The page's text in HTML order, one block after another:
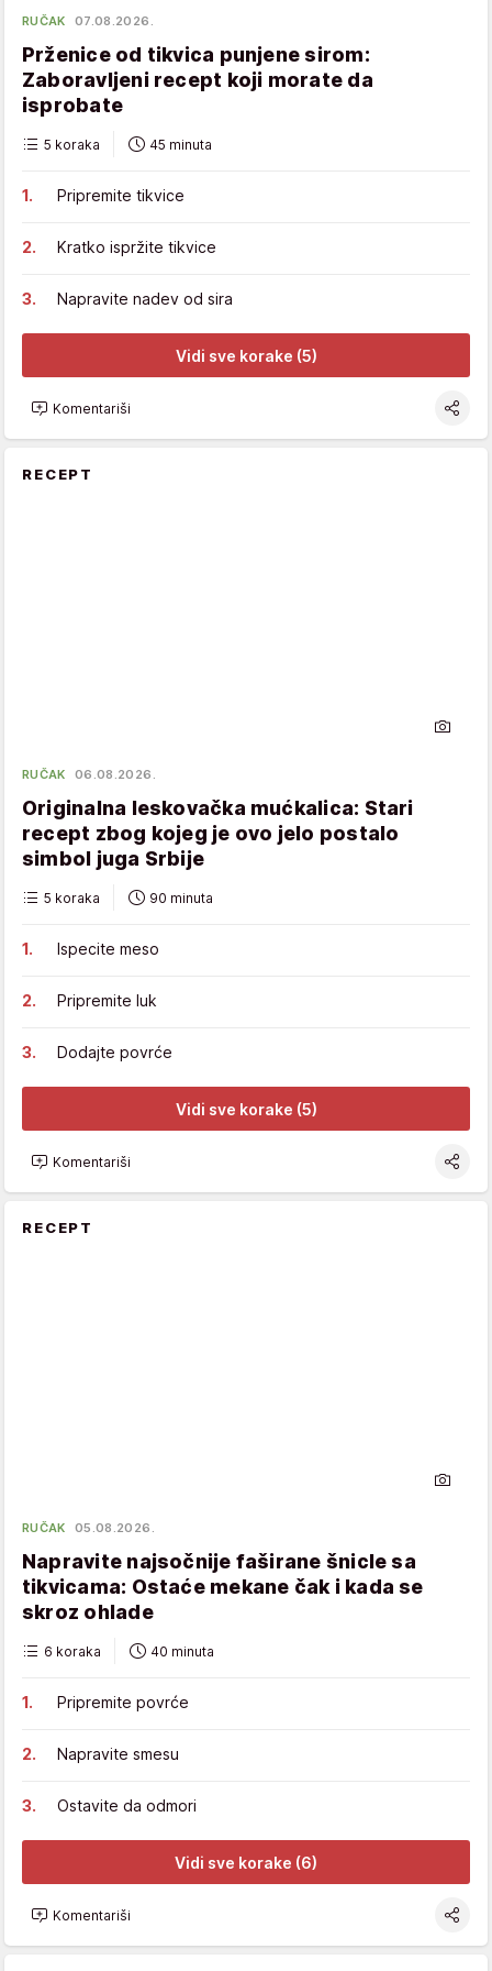
RUČAK 07.08.2026.
Prženice od tikvica punjene sirom:
Zaboravljeni recept koji morate da
isprobate
5 koraka 45 minuta
Pripremite tikvice
Kratko ispržite tikvice
Napravite nadev od sira
Vidi sve korake (5)
Komentariši
RECEPT
RUČAK 06.08.2026.
Originalna leskovačka mućkalica: Stari
recept zbog kojeg je ovo jelo postalo
simbol juga Srbije
5 koraka 90 minuta
Ispecite meso
Pripremite luk
Dodajte povrće
Vidi sve korake (5)
Komentariši
RECEPT
RUČAK 05.08.2026.
Napravite najsočnije faširane šnicle sa
tikvicama: Ostaće mekane čak i kada se
skroz ohlade
6 koraka 40 minuta
Pripremite povrće
Napravite smesu
Ostavite da odmori
Vidi sve korake (6)
Komentariši